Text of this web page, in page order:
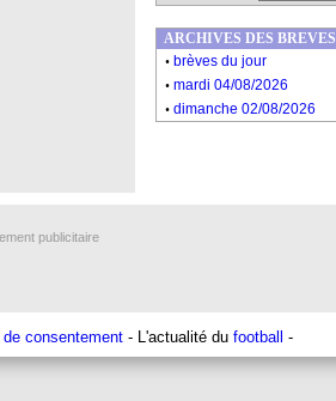
ARCHIVES DES BREVES
. brèves du jour
. mardi 04/08/2026
. dimanche 02/08/2026
publicitaire
consentement - L'actualité du football -